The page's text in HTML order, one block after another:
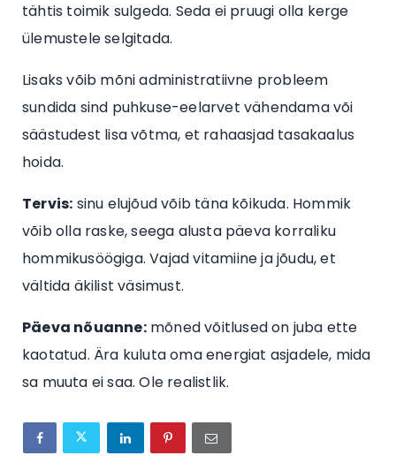
tähtis toimik sulgeda. Seda ei pruugi olla kerge
ülemustele selgitada.
Lisaks võib mõni administratiivne probleem
sundida sind puhkuse-eelarvet vähendama või
säästudest lisa võtma, et rahaasjad tasakaalus
hoida.
Tervis: sinu elujõud võib täna kõikuda. Hommik
võib olla raske, seega alusta päeva korraliku
hommikusöögiga. Vajad vitamiine ja jõudu, et
vältida äkilist väsimust.
Päeva nõuanne:mõned võitlused on juba ette
kaotatud. Ära kuluta oma energiat asjadele, mida
sa muuta ei saa. Ole realistlik.